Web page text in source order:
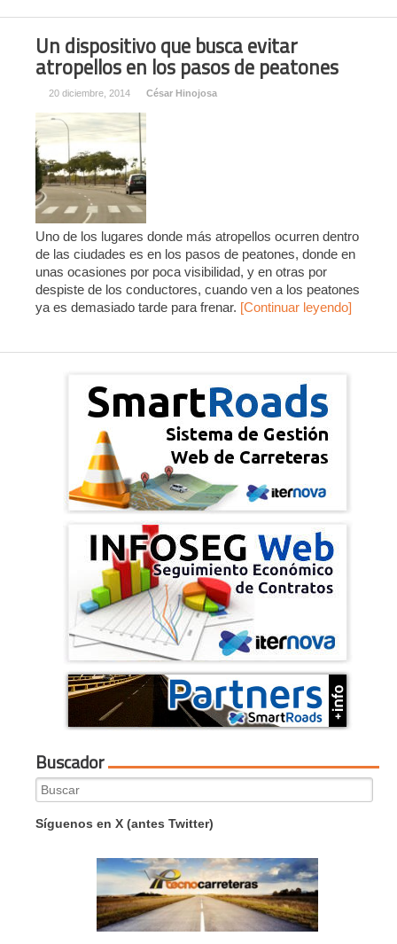
Un dispositivo que busca evitar
atropellos en los pasos de peatones
20 diciembre, 2014 César Hinojosa
Uno de los lugares donde más atropellos ocurren dentro
de las ciudades es en los pasos de peatones, donde en
unas ocasiones por poca visibilidad, y en otras por
despiste de los conductores, cuando ven a los peatones
ya es demasiado tarde para frenar. [Continuar leyendo]
Buscador
Search
for:
Síguenos en X (antes Twitter)